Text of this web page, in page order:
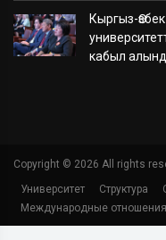
Кыргыз-
кабыл
Copyright © 2026 All rights
Университет
Структура
Международные отношения